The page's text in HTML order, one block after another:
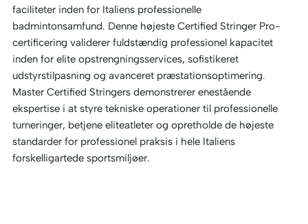
faciliteter inden for Italiens professionelle
badmintonsamfund. Denne højeste Certified Stringer Pro-
certificering validerer fuldstændig professionel kapacitet
inden for elite opstrengningsservices, sofistikeret
udstyrstilpasning og avanceret præstationsoptimering.
Master Certified Stringers demonstrerer enestående
ekspertise i at styre tekniske operationer til professionelle
turneringer, betjene eliteatleter og opretholde de højeste
standarder for professionel praksis i hele Italiens
forskelligartede sportsmiljøer.